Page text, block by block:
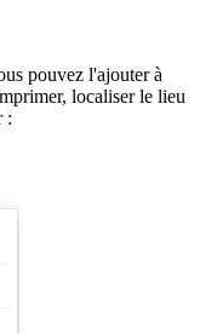
pouvez l'ajouter à
localiser le lieu
: